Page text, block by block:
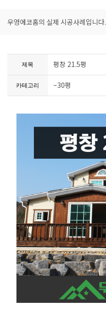
우영에코홈의 실제 시공사례입니다.
제목 평창 21.5평
카테고리 ~30평